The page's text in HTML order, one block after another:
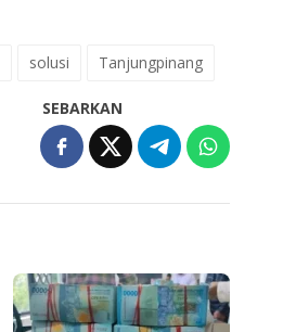
solusi Tanjungpinang
SEBARKAN